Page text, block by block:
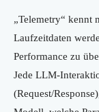
„Telemetry“ kennt
Laufzeitdaten
Performance zu
Jede LLM-
(Request/